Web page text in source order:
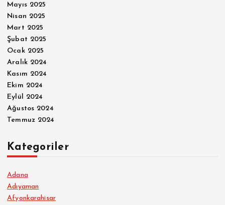
Mayıs 2025
Nisan 2025
Mart 2025
Şubat 2025
Ocak 2025
Aralık 2024
Kasım 2024
Ekim 2024
Eylül 2024
Ağustos 2024
Temmuz 2024
Kategoriler
Adana
Adıyaman
Afyonkarahisar